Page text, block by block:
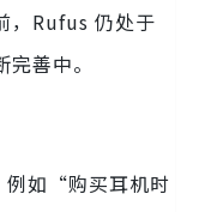
，Rufus 仍处于
善中。
例如“购买耳机时